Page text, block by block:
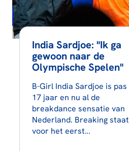
India Sardjoe: "Ik ga
gewoon naar de
Olympische Spelen"
B-Girl India Sardjoe is pas
17 jaar en nu al de
breakdance sensatie van
Nederland. Breaking staat
voor het eerst…